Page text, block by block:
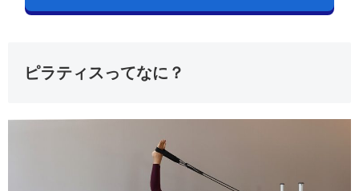
ピラティスってなに？